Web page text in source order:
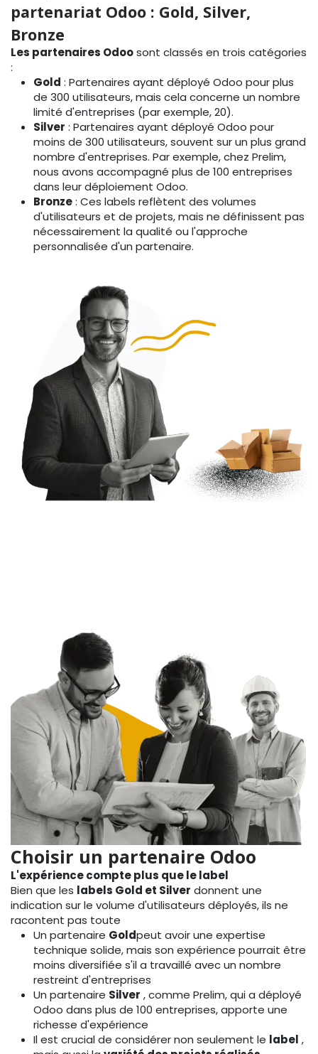
partenariat Odoo : Gold, Silver,
Bronze
Les partenaires Odoosont classés en trois catégories
:
Gold : Partenaires ayant déployé Odoo pour plus
de 300 utilisateurs, mais cela concerne un nombre
limité d'entreprises (par exemple, 20).
Silver : Partenaires ayant déployé Odoo pour
moins de 300 utilisateurs, souvent sur un plus grand
nombre d'entreprises. Par exemple, chez Prelim,
nous avons accompagné plus de 100 entreprises
dans leur déploiement Odoo.
Bronze: Ces labels reflètent des volumes
d'utilisateurs et de projets, mais ne définissent pas
nécessairement la qualité ou l'approche
personnalisée d'un partenaire.
Choisir un partenaire Odoo
L'expérience compte plus que le label
Bien que les labels Gold et Silver donnent une
indication sur le volume d'utilisateurs déployés, ils ne
racontent pas toute
Un partenaire Goldpeut avoir une expertise
technique solide, mais son expérience pourrait être
moins diversifiée s'il a travaillé avec un nombre
restreint d'entreprises
Un partenaire Silver , comme Prelim, qui a déployé
Odoo dans plus de 100 entreprises, apporte une
richesse d'expérience
Il est crucial de considérer non seulement le label ,